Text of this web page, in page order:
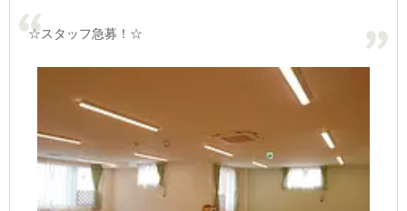
☆スタッフ急募！☆